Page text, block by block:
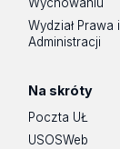
Wydział Prawa i
Administracji
Na skróty
Poczta UŁ
USOSWeb